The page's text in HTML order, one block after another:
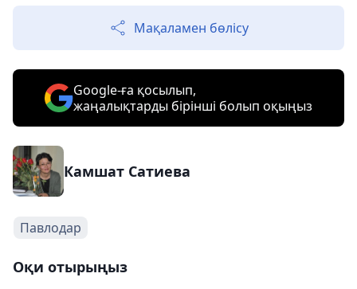
Мақаламен бөлісу
Google-ға қосылып,
жаңалықтарды бірінші болып оқыңыз
Камшат Сатиева
Павлодар
Оқи отырыңыз